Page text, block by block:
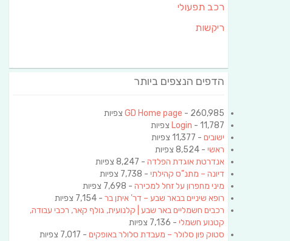
רכב תפעולי
ריקשות
הדפים הנצפים ביותר
GD Home page - 260,985 צפיות
Login - 11,787 צפיות
ישובים - 11,377 צפיות
ראשי - 8,524 צפיות
אנדרטת אוגדת הפלדה - 8,247 צפיות
דיונה – מתנ"ס קהילתי - 7,738 צפיות
מיני מחפרון על זחל למכירה - 7,698 צפיות
רופא שיניים בבאר שבע – דר' איתן בר - 7,154 צפיות
רכבים חשמליים באר שבע | קלנועית, גולף קאר, רכבי עבודה,
קטנוע חשמלי - 7,136 צפיות
סטוק פון סלולר – מעבדת סלולר באופקים - 7,017 צפיות